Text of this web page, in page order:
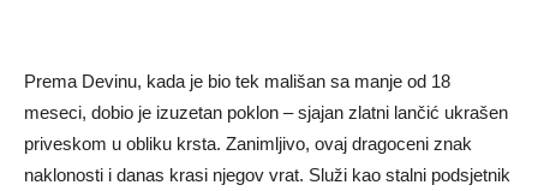
Prema Devinu, kada je bio tek mališan sa manje od 18
meseci, dobio je izuzetan poklon – sjajan zlatni lančić ukrašen
priveskom u obliku krsta. Zanimljivo, ovaj dragoceni znak
naklonosti i danas krasi njegov vrat. Služi kao stalni podsjetnik